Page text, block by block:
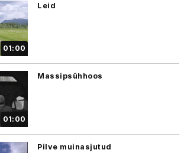
01:00
Leid
01:00
Massipsühhoos
Pilve muinasjutud